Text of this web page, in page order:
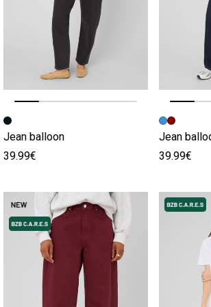
Image précédente
Image suivante
Jean balloon
39.99€
Image
Image
Jean
39.99€